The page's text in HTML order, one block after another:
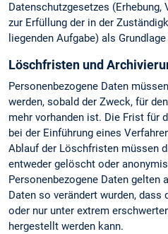
Datenschutzgesetzes (Erhebung,
zur Erfüllung der in der
liegenden Aufgabe) als
Löschfristen und
Personenbezogene Daten
werden, sobald der Zweck, für
mehr vorhanden ist. Die Frist für
bei der Einführung eines
Ablauf der Löschfristen müssen
entweder gelöscht oder
Personenbezogene Daten gelten
Daten so verändert wurden, dass
oder nur unter extrem
hergestellt werden kann.